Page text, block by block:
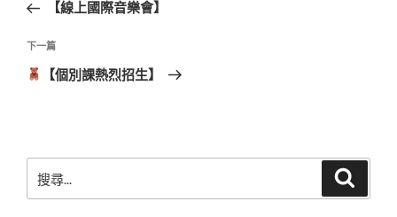
導
覽
文
章
【線上國際音樂會】
下
一
下一篇
【個別課熱烈招生】
尋